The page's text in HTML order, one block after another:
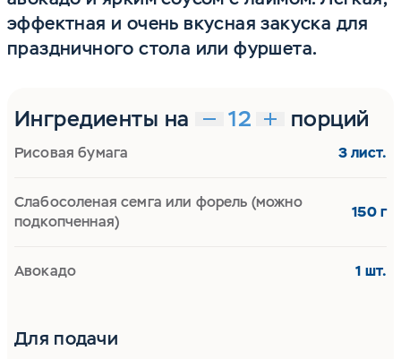
эффектная и очень вкусная закуска для
праздничного стола или фуршета.
Ингредиенты на порций
Рисовая бумага 3 лист.
Слабосоленая семга или форель (можно
подкопченная)
150 г
Авокадо 1 шт.
Для подачи